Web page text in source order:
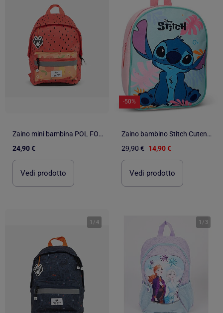
Zaino mini bambina POL FOX TUTTI FRUTTI rosso e arancione motivo frutta scuola materna
24,90 €
Vedi prodotto
-50%
Zaino bambino Stitch Cuteness Overload 29 cm 795-00225
29,90 € 14,90 €
Vedi prodotto
1 /4 1 / 3